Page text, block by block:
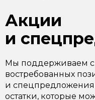
Акции
и
Мы поддерживаем
востребованных
и
остатки, которые